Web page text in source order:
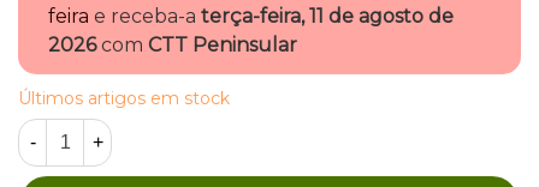
feira e receba-a terça-feira, 11 de agosto de
2026 com CTT Peninsular
Últimos artigos em stock
- +